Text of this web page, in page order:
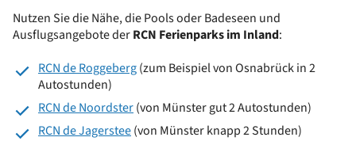
Nutzen Sie die Nähe, die Pools oder Badeseen und
Ausflugsangebote derRCN Ferienparks im Inland:
RCN de Roggeberg(zum Beispiel von Osnabrück in 2
Autostunden)
RCN de Noordster(von Münster gut 2 Autostunden)
RCN de Jagerstee(von Münster knapp 2 Stunden)